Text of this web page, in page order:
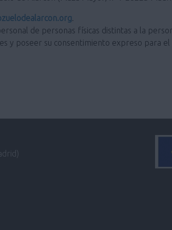
.
de personas físicas distintas a la
y poseer su consentimiento expreso para